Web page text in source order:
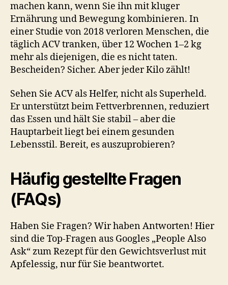
machen kann, wenn Sie ihn mit kluger
Ernährung und Bewegung kombinieren. In
einer Studie von 2018 verloren Menschen, die
täglich ACV tranken, über 12 Wochen 1–2 kg
mehr als diejenigen, die es nicht taten.
Bescheiden? Sicher. Aber jeder Kilo zählt!
Sehen Sie ACV als Helfer, nicht als Superheld.
Er unterstützt beim Fettverbrennen, reduziert
das Essen und hält Sie stabil – aber die
Hauptarbeit liegt bei einem gesunden
Lebensstil. Bereit, es auszuprobieren?
Häufig gestellte Fragen
(FAQs)
Haben Sie Fragen? Wir haben Antworten! Hier
sind die Top-Fragen aus Googles „People Also
Ask“ zum Rezept für den Gewichtsverlust mit
Apfelessig, nur für Sie beantwortet.